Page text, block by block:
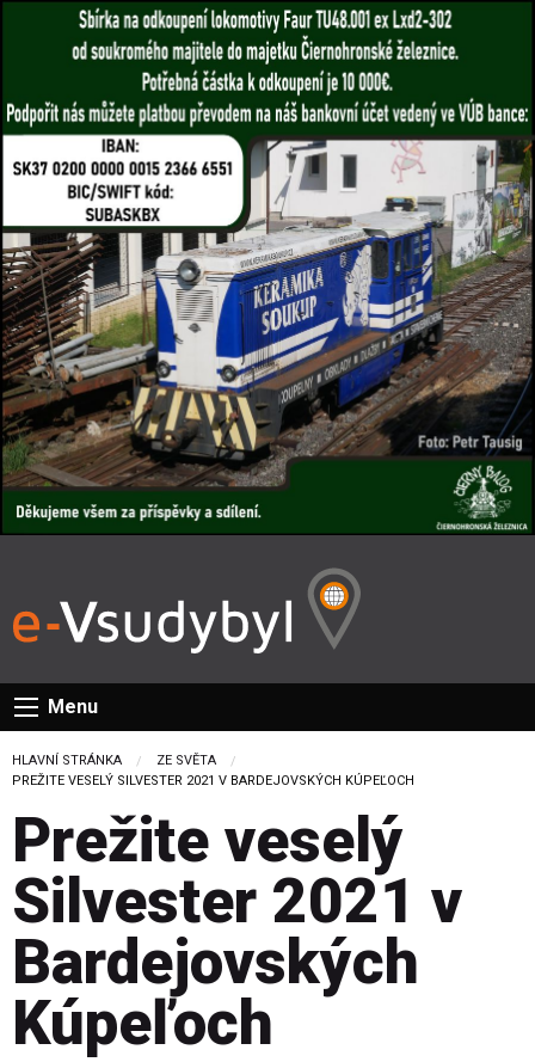
Menu
HLAVNÍ STRÁNKA
ZE SVĚTA
CURRENT:
PREŽITE VESELÝ SILVESTER 2021 V BARDEJOVSKÝCH KÚPEĽOCH
Prežite veselý
Silvester 2021 v
Bardejovských
Kúpeľoch